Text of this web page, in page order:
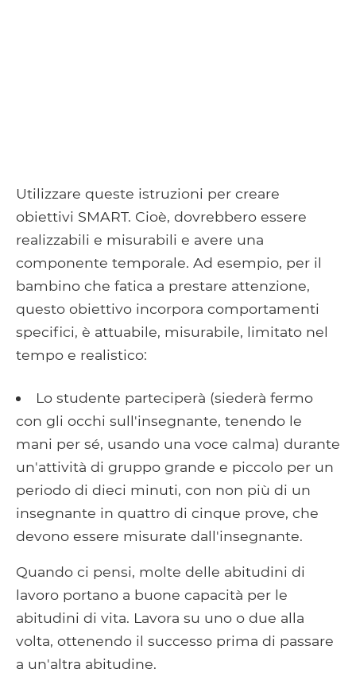
Utilizzare queste istruzioni per creare
obiettivi SMART. Cioè, dovrebbero essere
realizzabili e misurabili e avere una
componente temporale. Ad esempio, per il
bambino che fatica a prestare attenzione,
questo obiettivo incorpora comportamenti
specifici, è attuabile, misurabile, limitato nel
tempo e realistico:
Lo studente parteciperà (siederà fermo
con gli occhi sull'insegnante, tenendo le
mani per sé, usando una voce calma) durante
un'attività di gruppo grande e piccolo per un
periodo di dieci minuti, con non più di un
insegnante in quattro di cinque prove, che
devono essere misurate dall'insegnante.
Quando ci pensi, molte delle abitudini di
lavoro portano a buone capacità per le
abitudini di vita. Lavora su uno o due alla
volta, ottenendo il successo prima di passare
a un'altra abitudine.